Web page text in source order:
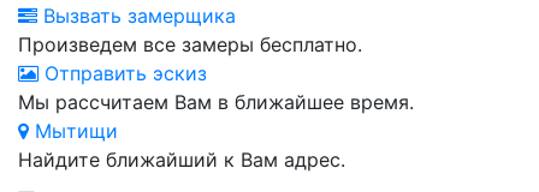
Вызвать замерщика
Произведем все замеры бесплатно.
Отправить эскиз
Мы рассчитаем Вам в ближайшее время.
Мытищи
Найдите ближайший к Вам адрес.